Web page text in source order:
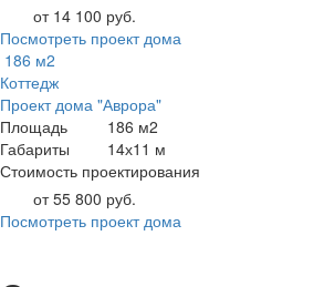
от 14 100 руб.
Посмотреть проект дома
186 м2
Коттедж
Проект дома "Аврора"
Площадь
186 м2
Габариты
14х11 м
Стоимость проектирования
от 55 800 руб.
Посмотреть проект дома